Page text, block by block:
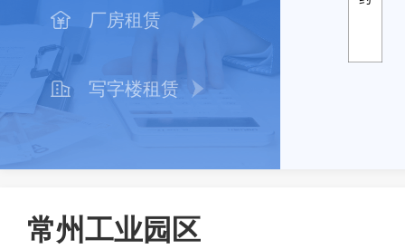
厂房租赁
写字楼租赁
常州工业园区